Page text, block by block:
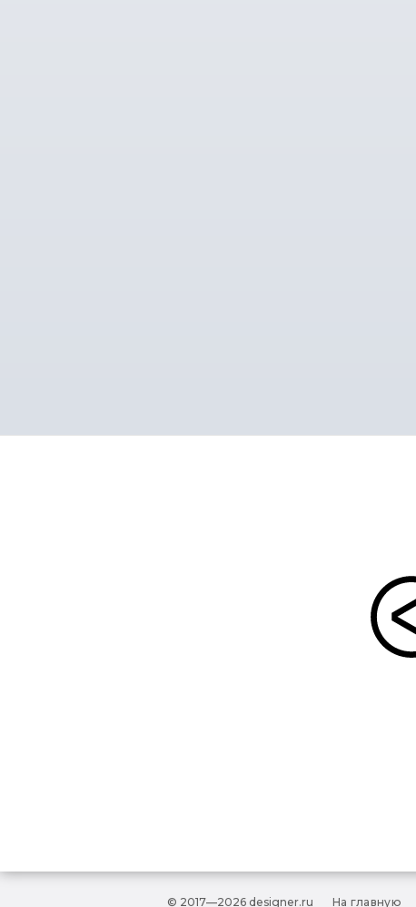
© 2017—2026 designer.ru На главную